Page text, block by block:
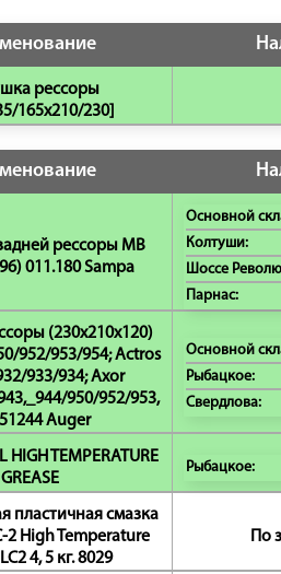
рессоры
165x210/230]
рессоры MB
011.180 Sampa
Основной
Колтуши:
Шоссе
Парнас:
(230x210x120)
952/953/954; Actros
933/934; Axor
950/952/953,
Auger
Основной
Рыбацкое:
Свердлова:
HIGH TEMPERATURE
GREASE
Рыбацкое:
пластичная смазка
2 High Temperature
4, 5 кг. 8029
По